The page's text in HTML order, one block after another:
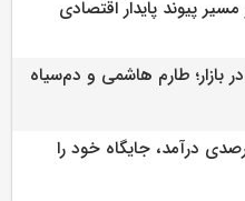
پیوند پایدار اقتصادی
بازار؛ طارم هاشمی و دم‌سیاه
با رشد ۲۶ درصدی درآمد، جایگاه خود را